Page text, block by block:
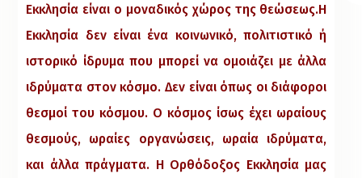
Εκκλησία είναι ο μοναδικός χώρος της θεώσεως.Η
Εκκλησία δεν είναι ένα κοινωνικό, πολιτιστικό ή
ιστορικό ίδρυμα που μπορεί να ομοιάζει με άλλα
ιδρύματα στον κόσμο. Δεν είναι όπως οι διάφοροι
θεσμοί του κόσμου. Ο κόσμος ίσως έχει ωραίους
θεσμούς, ωραίες οργανώσεις, ωραία ιδρύματα,
και άλλα πράγματα. Η Ορθόδοξος Εκκλησία μας